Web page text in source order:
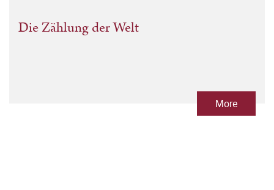
Die Zählung der Welt
More